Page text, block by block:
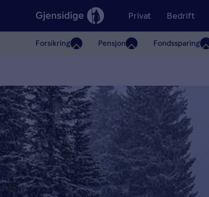
Privat
Forsikring Pensjon Fondssparing
Bedrift